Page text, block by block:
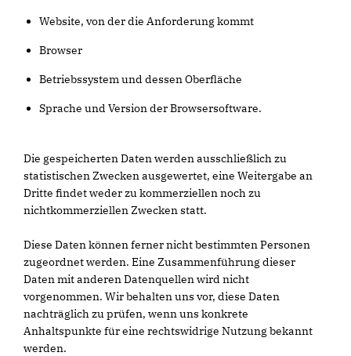
Website, von der die Anforderung kommt
Browser
Betriebssystem und dessen Oberfläche
Sprache und Version der Browsersoftware.
Die gespeicherten Daten werden ausschließlich zu
statistischen Zwecken ausgewertet, eine Weitergabe an
Dritte findet weder zu kommerziellen noch zu
nichtkommerziellen Zwecken statt.
Diese Daten können ferner nicht bestimmten Personen
zugeordnet werden. Eine Zusammenführung dieser
Daten mit anderen Datenquellen wird nicht
vorgenommen. Wir behalten uns vor, diese Daten
nachträglich zu prüfen, wenn uns konkrete
Anhaltspunkte für eine rechtswidrige Nutzung bekannt
werden.